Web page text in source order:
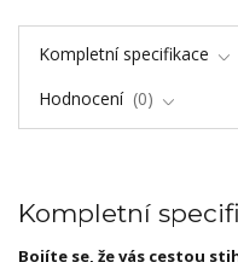
Kompletní specifikace
Hodnocení
0
Kompletní
Bojíte se, že vás cestou